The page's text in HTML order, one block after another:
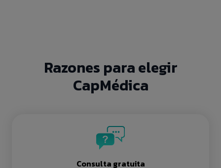
Razones para elegir
CapMédica
Consulta gratuita